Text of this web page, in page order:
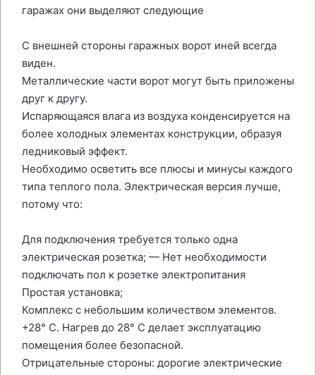
гаражах они выделяют следующие
С внешней стороны гаражных ворот иней всегда
виден.
Металлические части ворот могут быть приложены
друг к другу.
Испаряющаяся влага из воздуха конденсируется на
более холодных элементах конструкции, образуя
ледниковый эффект.
Необходимо осветить все плюсы и минусы каждого
типа теплого пола. Электрическая версия лучше,
потому что:
Для подключения требуется только одна
электрическая розетка; — Нет необходимости
подключать пол к розетке электропитания
Простая установка;
Комплекс с небольшим количеством элементов.
+28° C. Нагрев до 28° C делает эксплуатацию
помещения более безопасной.
Отрицательные стороны: дорогие электрические